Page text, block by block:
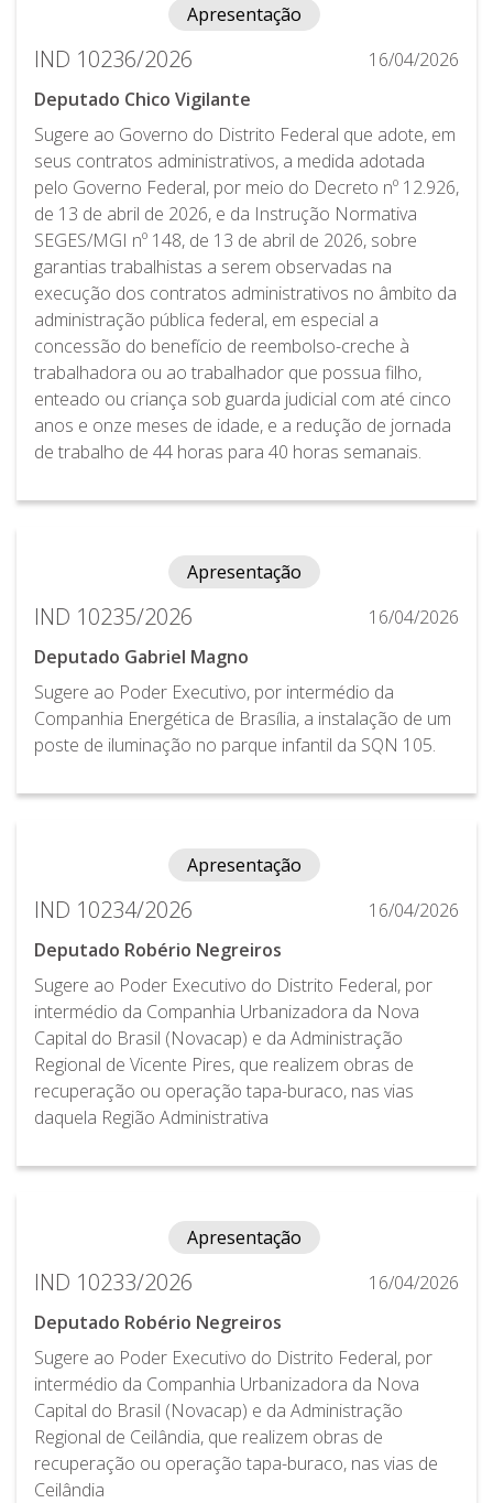
Apresentação
IND 10236/2026
16/04/2026
Deputado Chico Vigilante
Sugere ao Governo do Distrito Federal que adote, em
seus contratos administrativos, a medida adotada
pelo Governo Federal, por meio do Decreto nº 12.926,
de 13 de abril de 2026, e da Instrução Normativa
SEGES/MGI nº 148, de 13 de abril de 2026, sobre
garantias trabalhistas a serem observadas na
execução dos contratos administrativos no âmbito da
administração pública federal, em especial a
concessão do benefício de reembolso-creche à
trabalhadora ou ao trabalhador que possua filho,
enteado ou criança sob guarda judicial com até cinco
anos e onze meses de idade, e a redução de jornada
de trabalho de 44 horas para 40 horas semanais.
Apresentação
IND 10235/2026
16/04/2026
Deputado Gabriel Magno
Sugere ao Poder Executivo, por intermédio da
Companhia Energética de Brasília, a instalação de um
poste de iluminação no parque infantil da SQN 105.
Apresentação
IND 10234/2026
16/04/2026
Deputado Robério Negreiros
Sugere ao Poder Executivo do Distrito Federal, por
intermédio da Companhia Urbanizadora da Nova
Capital do Brasil (Novacap) e da Administração
Regional de Vicente Pires, que realizem obras de
recuperação ou operação tapa-buraco, nas vias
daquela Região Administrativa
Apresentação
IND 10233/2026
16/04/2026
Deputado Robério Negreiros
Sugere ao Poder Executivo do Distrito Federal, por
intermédio da Companhia Urbanizadora da Nova
Capital do Brasil (Novacap) e da Administração
Regional de Ceilândia, que realizem obras de
recuperação ou operação tapa-buraco, nas vias de
Ceilândia